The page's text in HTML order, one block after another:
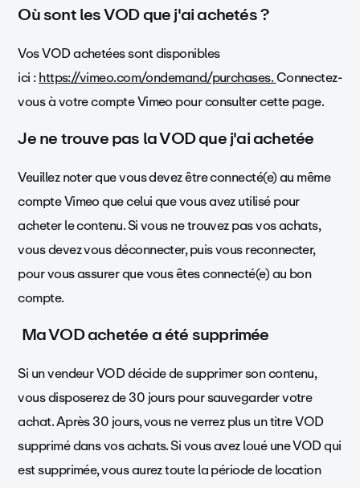
Où sont les VOD que j'ai achetés ?
Vos VOD achetées sont disponibles
ici :https://vimeo.com/ondemand/purchases.Connectez-
vous à votre compte Vimeo pour consulter cette page.
Je ne trouve pas la VOD que j'ai achetée
Veuillez noter que vous devez être connecté(e) au même
compte Vimeo que celui que vous avez utilisé pour
acheter le contenu. Si vous ne trouvez pas vos achats,
vous devez vous déconnecter, puis vous reconnecter,
pour vous assurer que vous êtes connecté(e) au bon
compte.
Ma VOD achetée a été supprimée
Si un vendeur VOD décide de supprimer son contenu,
vous disposerez de 30 jours pour sauvegarder votre
achat. Après 30 jours, vous ne verrez plus un titre VOD
supprimé dans vos achats. Si vous avez loué une VOD qui
est supprimée, vous aurez toute la période de location